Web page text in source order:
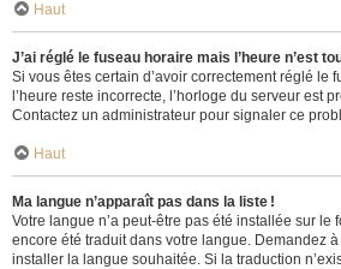
Haut
J’ai réglé le fuseau horaire mais l’heure n’est
Si vous êtes certain d’avoir correctement réglé le
l’heure reste incorrecte, l’horloge du serveur est
Contactez un administrateur pour signaler ce
Haut
Ma langue n’apparaît pas dans la liste !
Votre langue n’a peut-être pas été installée sur le
encore été traduit dans votre langue. Demandez
installer la langue souhaitée. Si la traduction